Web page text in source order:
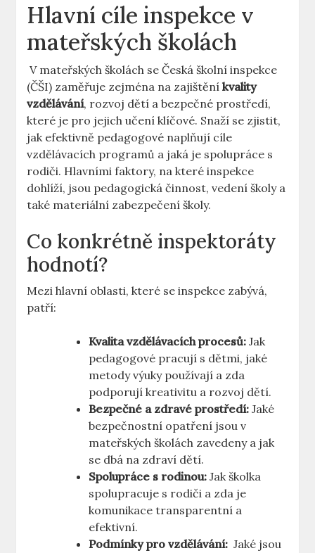
Hlavní cíle‌ inspekce v
mateřských školách
‌ V​ mateřských školách ‌se Česká⁤ školní inspekce
(ČŠI) zaměřuje ⁢zejména na ⁣zajištěníkvality
vzdělávání, rozvoj ⁢dětí a bezpečné prostředí,
které je pro jejich učení klíčové. ⁢Snaží se zjistit,
jak efektivně pedagogové naplňují cíle⁣
vzdělávacích ‍programů⁤ a jaká je spolupráce s ​
rodiči. Hlavními faktory, ‍na které inspekce
dohlíží, jsou pedagogická činnost, vedení školy a
také materiální zabezpečení školy.
Co konkrétně inspektoráty
hodnotí?
Mezi hlavní oblasti, které ⁣se inspekce zabývá,
patří:
Kvalita ⁢vzdělávacích procesů: Jak
pedagogové ⁣pracují s dětmi, jaké
metody ​výuky používají a ⁣zda
podporují kreativitu a rozvoj dětí.
Bezpečné​ a zdravé ​prostředí: Jaké
‌bezpečnostní opatření jsou v
mateřských školách zavedeny a jak⁣
se dbá ‌na zdraví dětí.
Spolupráce ⁤s⁢ rodinou: ‍Jak školka
spolupracuje‍ s rodiči a zda ‍je⁤
komunikace transparentní a
efektivní.
Podmínky ⁣pro vzdělávání: ‍ Jaké jsou‍